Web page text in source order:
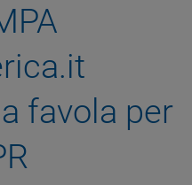
favola per